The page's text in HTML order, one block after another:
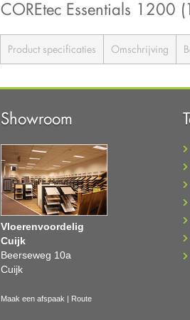
COREtec Essentials
Product specificaties Omschrijving
Showroom
Vloerenvoordelig
Cuijk
Beerseweg 10a
Cuijk
Maak een afspaak Route